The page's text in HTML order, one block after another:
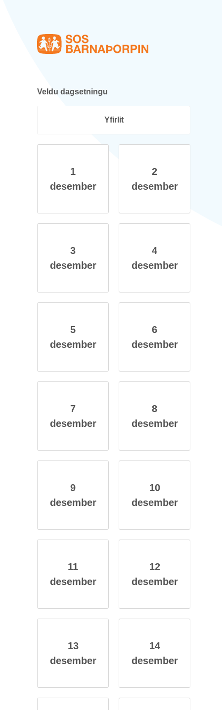
Heim
Veldu dag­setn­ingu
Yf­ir­lit
1
des­em­ber
2
des­em­ber
3
des­em­ber
4
des­em­ber
5
des­em­ber
6
des­em­ber
7
des­em­ber
8
des­em­ber
9
des­em­ber
10
des­em­ber
11
des­em­ber
12
des­em­ber
13
des­em­ber
14
des­em­ber